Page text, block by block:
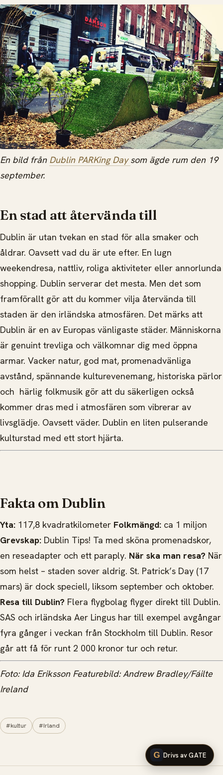
En bild från Dublin PARKing Daysom ägde rum den 19
september.
En stad att återvända till
Dublin är utan tvekan en stad för alla smaker och
åldrar. Oavsett vad du är ute efter. En lugn
weekendresa, nattliv, roliga aktiviteter eller annorlunda
shopping. Dublin serverar det mesta. Men det som
framförallt gör att du kommer vilja återvända till
staden är den irländska atmosfären. Det märks att
Dublin är en av Europas vänligaste städer. Människorna
är genuint trevliga och välkomnar dig med öppna
armar. Vacker natur, god mat, promenadvänliga
avstånd, spännande kulturevenemang, historiska pärlor
och härlig folkmusik gör att du säkerligen också
kommer dras med i atmosfären som vibrerar av
livsglädje. Oavsett väder. Dublin en liten pulserande
kulturstad med ett stort hjärta.
Fakta om Dublin
Yta: 117,8 kvadratkilometer Folkmängd: ca 1 miljon
Grevskap: Dublin Tips! Ta med sköna promenadskor,
en reseadapter och ett paraply. När ska man resa? När
som helst – staden sover aldrig. St. Patrick’s Day (17
mars) är dock speciell, liksom september och oktober.
Resa till Dublin? Flera flygbolag flyger direkt till Dublin.
SAS och irländska Aer Lingus har till exempel avgångar
fyra gånger i veckan från Stockholm till Dublin. Resor
går att få för runt 2 000 kronor tur och retur.
Foto: Ida Eriksson Featurebild: Andrew Bradley/Fáilte
Ireland
#kultur #Irland
Drivs av GATE